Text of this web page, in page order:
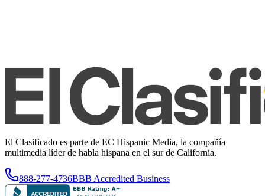
El Clasificado es parte de EC Hispanic Media, la compañía
multimedia líder de habla hispana en el sur de California.
888-277-4736BBB Accredited Business